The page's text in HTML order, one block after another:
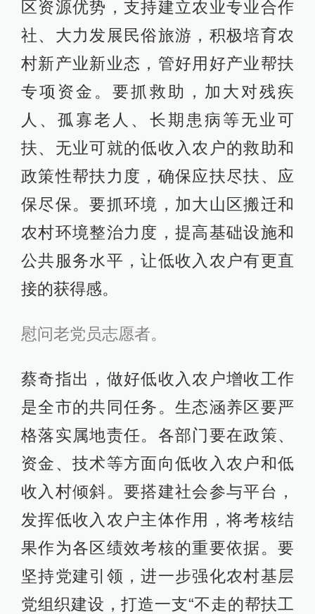
区资源优势，支持建立农业专业合作
社、大力发展民俗旅游，积极培育农
村新产业新业态，管好用好产业帮扶
专项资金。要抓救助，加大对残疾
人、孤寡老人、长期患病等无业可
扶、无业可就的低收入农户的救助和
政策性帮扶力度，确保应扶尽扶、应
保尽保。要抓环境，加大山区搬迁和
农村环境整治力度，提高基础设施和
公共服务水平，让低收入农户有更直
接的获得感。
慰问老党员志愿者。
蔡奇指出，做好低收入农户增收工作
是全市的共同任务。生态涵养区要严
格落实属地责任。各部门要在政策、
资金、技术等方面向低收入农户和低
收入村倾斜。要搭建社会参与平台，
发挥低收入农户主体作用，将考核结
果作为各区绩效考核的重要依据。要
坚持党建引领，进一步强化农村基层
党组织建设，打造一支“不走的帮扶工